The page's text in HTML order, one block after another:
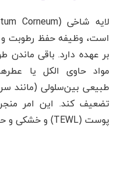
است، وظیفه حفظ رطوبت و
بر عهده دارد. باقی ماندن
مواد حاوی الکل یا
طبیعی بین‌سلولی (مانند
تضعیف کند. این امر
پوست (TEWL) و خشکی و حساسیت شدید می‌شود.